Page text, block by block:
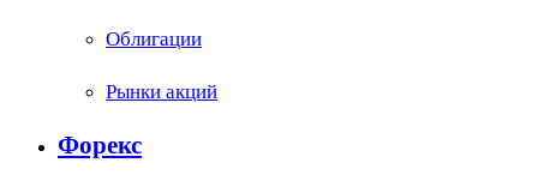
Облигации
Рынки акций
Форекс